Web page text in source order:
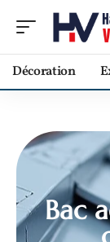
Décoration
Bac